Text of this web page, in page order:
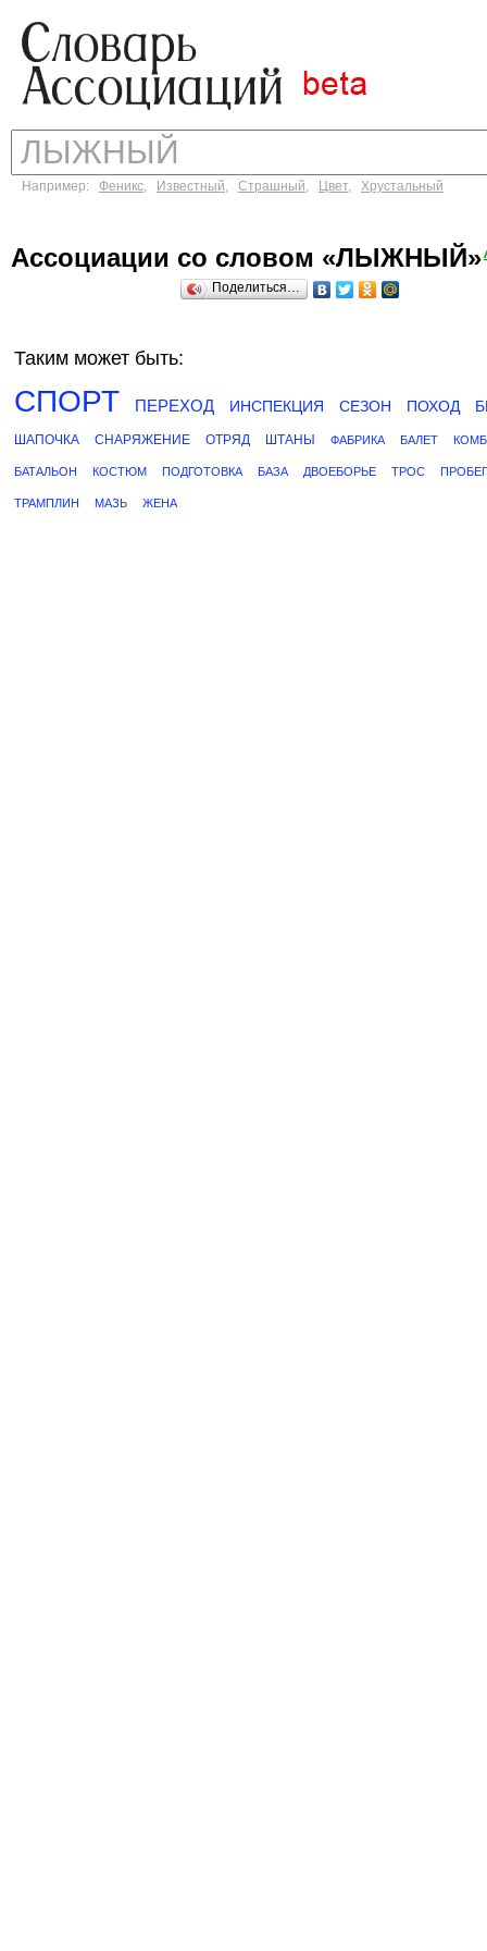
Например: Феникс, Известный, Страшный, Цвет, Хрустальный
Ассоциации со словом «ЛЫЖНЫЙ»
Поделиться…
Таким может быть:
СПОРТ ПЕРЕХОД ИНСПЕКЦИЯ СЕЗОН ПОХОД
ШАПОЧКА СНАРЯЖЕНИЕ ОТРЯД ШТАНЫ ФАБРИКА БАЛЕТ
БАТАЛЬОН КОСТЮМ ПОДГОТОВКА БАЗА ДВОЕБОРЬЕ ТРОС ПРОБЕГ
ТРАМПЛИН МАЗЬ ЖЕНА